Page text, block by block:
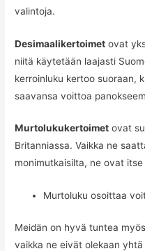
valintoja.
Desimaalikertoimet ovat
niitä käytetään laajasti
kerroinluku kertoo suoraan,
saavansa voittoa
Murtolukukertoimet ovat
Britanniassa. Vaikka ne
monimutkaisilta, ne ovat
Murtoluku osoittaa
Meidän on hyvä tuntea
vaikka ne eivät olekaan